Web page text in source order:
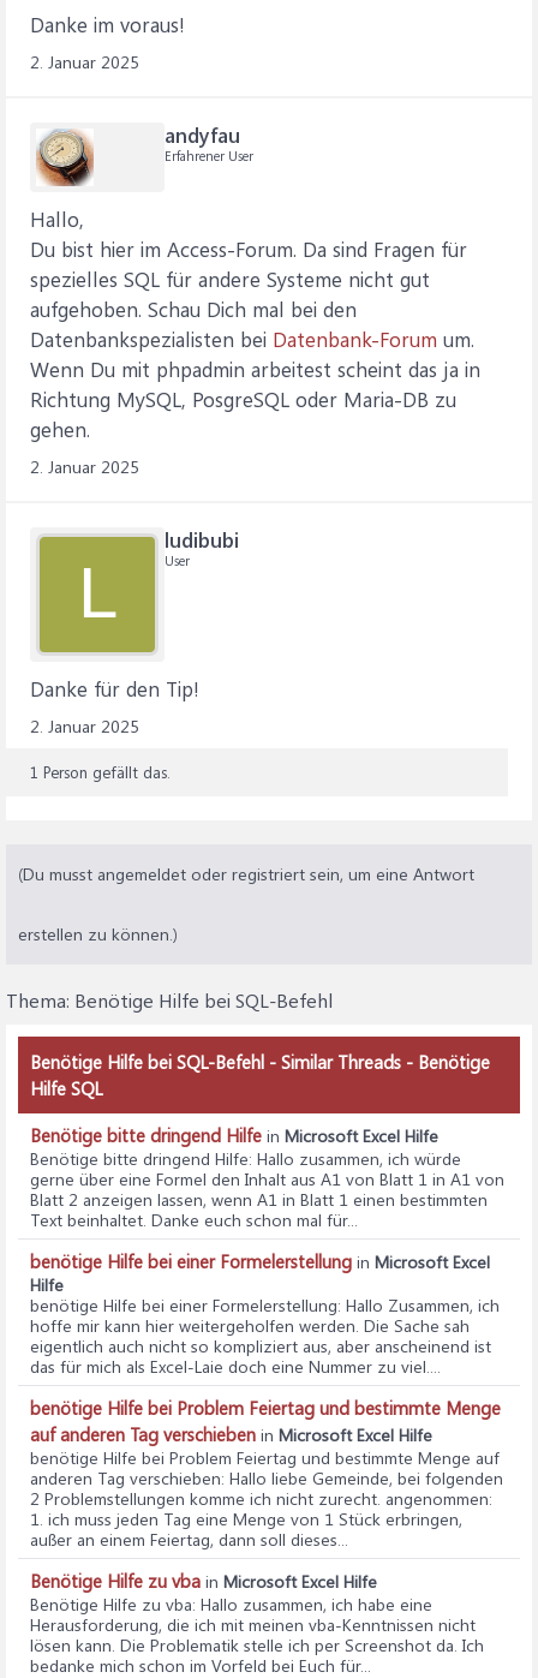
Danke im voraus!
2. Januar 2025
andyfau
Erfahrener User
Hallo,
Du bist hier im Access-Forum. Da sind Fragen für
spezielles SQL für andere Systeme nicht gut
aufgehoben. Schau Dich mal bei den
Datenbankspezialisten bei Datenbank-Forum um.
Wenn Du mit phpadmin arbeitest scheint das ja in
Richtung MySQL, PosgreSQL oder Maria-DB zu
gehen.
2. Januar 2025
L
ludibubi
User
Danke für den Tip!
2. Januar 2025
1 Person gefällt das.
(Du musst angemeldet oder registriert sein, um eine Antwort
erstellen zu können.)
Thema: Benötige Hilfe bei SQL-Befehl
Benötige Hilfe bei SQL-Befehl - Similar Threads - Benötige
Hilfe SQL
Benötige bitte dringend Hilfe in Microsoft Excel Hilfe
Benötige bitte dringend Hilfe: Hallo zusammen, ich würde
gerne über eine Formel den Inhalt aus A1 von Blatt 1 in A1 von
Blatt 2 anzeigen lassen, wenn A1 in Blatt 1 einen bestimmten
Text beinhaltet. Danke euch schon mal für...
benötige Hilfe bei einer Formelerstellung in Microsoft Excel
Hilfe
benötige Hilfe bei einer Formelerstellung: Hallo Zusammen, ich
hoffe mir kann hier weitergeholfen werden. Die Sache sah
eigentlich auch nicht so kompliziert aus, aber anscheinend ist
das für mich als Excel-Laie doch eine Nummer zu viel....
benötige Hilfe bei Problem Feiertag und bestimmte Menge
auf anderen Tag verschieben in Microsoft Excel Hilfe
benötige Hilfe bei Problem Feiertag und bestimmte Menge auf
anderen Tag verschieben: Hallo liebe Gemeinde, bei folgenden
2 Problemstellungen komme ich nicht zurecht. angenommen:
1. ich muss jeden Tag eine Menge von 1 Stück erbringen,
außer an einem Feiertag, dann soll dieses...
Benötige Hilfe zu vba in Microsoft Excel Hilfe
Benötige Hilfe zu vba: Hallo zusammen, ich habe eine
Herausforderung, die ich mit meinen vba-Kenntnissen nicht
lösen kann. Die Problematik stelle ich per Screenshot da. Ich
bedanke mich schon im Vorfeld bei Euch für...